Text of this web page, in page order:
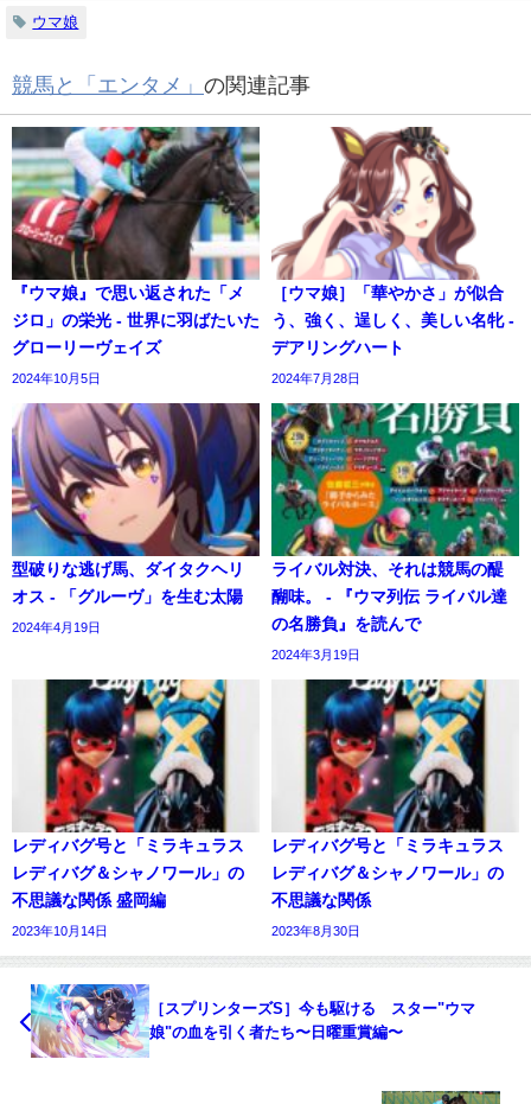
ウマ娘
競馬と「エンタメ」 の関連記事
『ウマ娘』で思い返された「メ
ジロ」の栄光 - 世界に羽ばたいた
グローリーヴェイズ
2024年10月5日
［ウマ娘］「華やかさ」が似合
う、強く、逞しく、美しい名牝 -
デアリングハート
2024年7月28日
型破りな逃げ馬、ダイタクヘリ
オス - 「グルーヴ」を生む太陽
2024年4月19日
ライバル対決、それは競馬の醍
醐味。 - 『ウマ列伝 ライバル達
の名勝負』を読んで
2024年3月19日
レディバグ号と「ミラキュラス
レディバグ＆シャノワール」の
不思議な関係 盛岡編
2023年10月14日
レディバグ号と「ミラキュラス
レディバグ＆シャノワール」の
不思議な関係
2023年8月30日
［スプリンターズS］今も駆ける スター"ウマ
娘"の血を引く者たち〜日曜重賞編〜